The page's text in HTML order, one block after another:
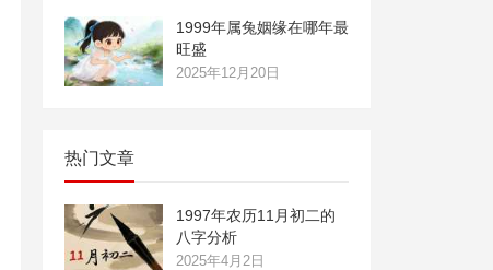
1999年属兔姻缘在哪年最
旺盛
2025年12月20日
热门文章
1997年农历11月初二的
八字分析
2025年4月2日